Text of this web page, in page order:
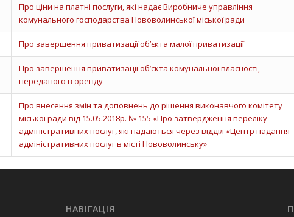
Про ціни на платні послуги, які надає Виробниче управління
комунального господарства Нововолинської міської ради
Про завершення приватизації об’єкта малої приватизації
Про завершення приватизації об’єкта комунальної власності,
переданого в оренду
Про внесення змін та доповнень до рішення виконавчого комітету
міської ради від 15.05.2018р. № 155 «Про затвердження переліку
адміністративних послуг, які надаються через відділ «Центр надання
адміністративних послуг в місті Нововолинську»
НАВІГАЦІЯ